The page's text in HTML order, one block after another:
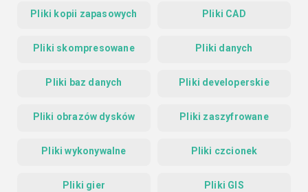
Pliki kopii zapasowych Pliki CAD
Pliki skompresowane Pliki danych
Pliki baz danych Pliki developerskie
Pliki obrazów dysków Pliki zaszyfrowane
Pliki wykonywalne Pliki czcionek
Pliki gier Pliki GIS